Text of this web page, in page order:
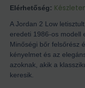
Elérhetőség:
A Jordan 2 Low
eredeti 1986-os modell
Minőségi bőr felsőrész
kényelmet és az
azoknak, akik a
keresik.